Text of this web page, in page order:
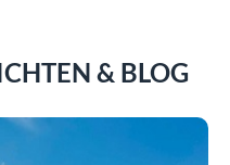
& BLOG